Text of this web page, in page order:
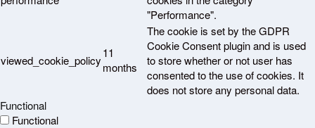
"Performance".
viewed_cookie_policy
11
months
The cookie is set by the GDPR
Cookie Consent plugin and is used
to store whether or not user has
consented to the use of cookies. It
does not store any personal data.
Functional
Functional